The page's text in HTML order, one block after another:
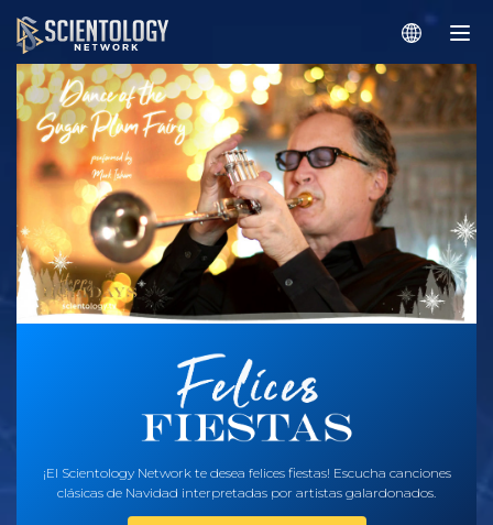
¡El Scientology Network te desea felices fiestas! Escucha canciones
clásicas de Navidad interpretadas por artistas galardonados.